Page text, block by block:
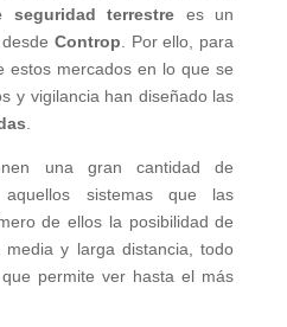
terrestre es un
desdeControp . Por ello, para
estos mercados en lo que se
y vigilancia han diseñado las
una gran cantidad de
sistemas que las
de ellos la posibilidad de
y larga distancia, todo
permite ver hasta el más